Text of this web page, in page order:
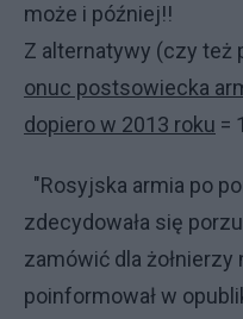
może i później!!
Z alternatywy (czy też
onuc postsowiecka
dopiero w 2013 roku =
"Rosyjska armia po
zdecydowała się
zamówić dla
poinformował w